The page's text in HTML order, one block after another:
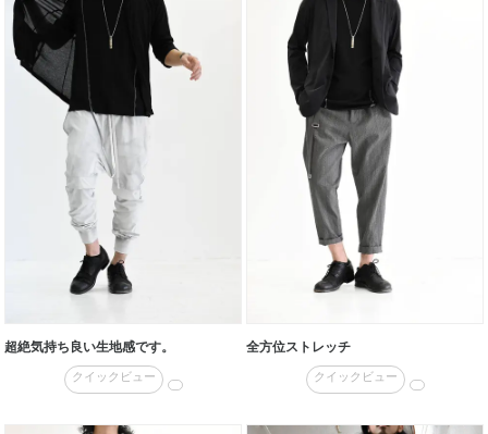
超絶気持ち良い生地感です。
クイックビュー
全方位ストレッチ
クイックビュー